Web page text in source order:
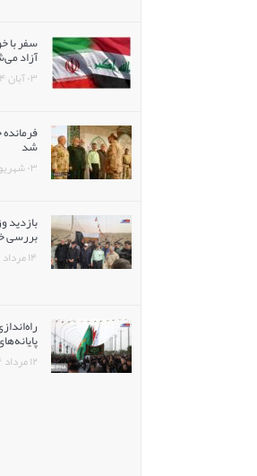
سفر با
آزاد
۰۳ آبان ۱۴۰۴
شد
۰۳ شهریور ۱۴۰۴
بازدید
بررسی
۱۴ مرداد ۱۴۰۴
۱۲ مرداد ۱۴۰۴